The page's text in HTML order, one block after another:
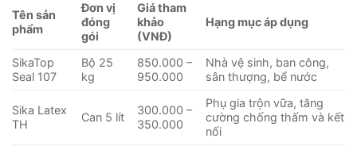
Tên sản
phẩm
Đơn vị
đóng
gói
Giá tham
khảo
(VNĐ)
Hạng mục áp dụng
SikaTop
Seal 107
Bộ 25
kg
850.000 –
950.000
Nhà vệ sinh, ban công,
sân thượng, bể nước
Sika Latex
TH
Can 5 lít
300.000 –
350.000
Phụ gia trộn vữa, tăng
cường chống thấm và kết
nối